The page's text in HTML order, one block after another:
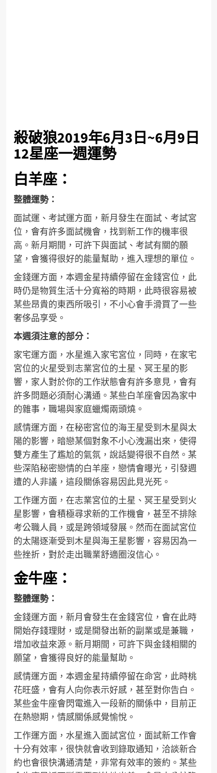
殺破狼2019年6月3日~6月9日
12星座一週運勢
白羊座：
整體運勢：
面試運、考試運方面，新月發生在面試、考試宮
位，會有許多面試機會，找到新工作的機率很
高。新月期間，可許下與面試、考試有關的願
望，會獲得很好的能量幫助，進入理想的單位。
金錢運方面，本週金星持續停留在金錢宮位，此
時仍是物質生活十分寬裕的時期，此時很容易被
某些昂貴的東西所吸引，不小心會手滑買了一些
奢侈品享受。
本週須注意的部分：
家宅運方面，水星進入家宅宮位，同時，在家宅
宮位的火星受到志業宮位的土星、冥王星的影
響，家人對於你的工作狀態會有許多意見，會有
許多問題必須耐心溝通。某些白羊座會因為家中
的雜事，職場與家庭蠟燭兩頭燒。
感情運方面，在秘密宮位的海王星受到木星與太
陽的影響，暗戀某個對象不小心洩漏出來，使得
雙方產生了尷尬的氣氛，說話變得很不自然。某
些深陷秘密戀情的白羊座，戀情會曝光，引發週
遭的人非議，這段關係容易因此見光死。
工作運方面，在志業宮位的土星、冥王星受到火
星影響，會積極尋求新的工作機會，甚至不排除
考公職人員，或是跨領域發展。然而在面試宮位
的太陽逐漸受到木星與海王星影響，容易因為一
些挫折，對於走出職業舒適圈沒信心。
金牛座：
整體運勢：
金錢運方面，新月會發生在金錢宮位，會在此時
開始存錢理財，或是開發出新的副業或是兼職，
增加收益來源。新月期間，可許下與金錢相關的
願望，會獲得良好的能量幫助。
感情運方面，本週金星持續停留在命宮，此時桃
花旺盛，會有人向你表示好感，甚至對你告白。
某些金牛座會閃電進入一段新的關係中，目前正
在熱戀期，情感關係感覺愉悅。
工作運方面，水星進入面試宮位，面試新工作會
十分有效率，很快就會收到錄取通知，洽談新合
約也會很快溝通清楚，非常有效率的簽約。某些